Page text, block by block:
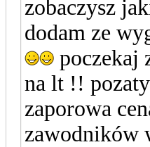
zobaczysz
dodam ze
poczekaj
na lt !!
zaporowa
zawodników